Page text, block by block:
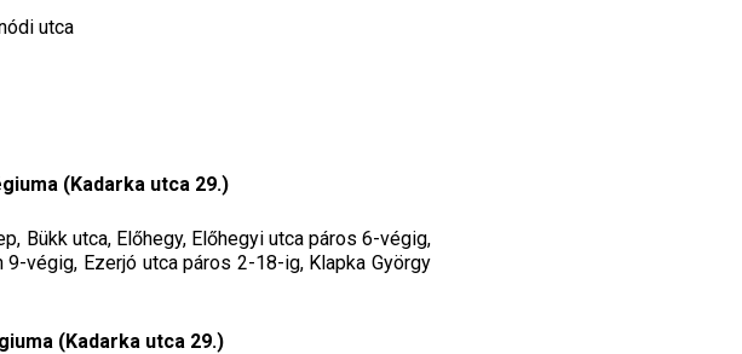
utca
(Kadarka utca 29.)
Bükk utca, Előhegy, Előhegyi utca páros 6-végig,
végig, Ezerjó utca páros 2-18-ig, Klapka György
(Kadarka utca 29.)